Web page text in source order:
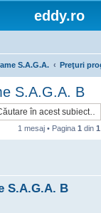
eddy.ro
S.A.G.A. Preţuri
S.A.G.A. B
1 mesaj • Pagina 1 din 1
S.A.G.A. B